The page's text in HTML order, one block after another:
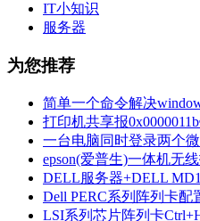
IT小知识
服务器
为您推荐
简单一个命令解决
打印机共享报
一台电脑同时登录两个
epson(爱普生)一体机无
DELL服务器+DELL
Dell PERC系列阵列卡配
LSI系列芯片阵列卡